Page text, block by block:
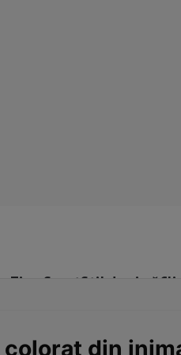
Time SportStil de viață
din